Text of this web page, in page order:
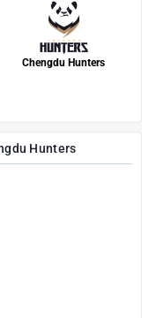
Hunters
Chengdu Hunters